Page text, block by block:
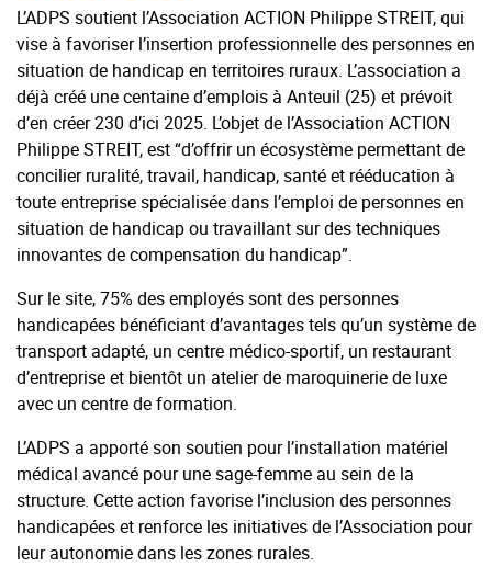
L’ADPS soutient l’Association ACTION Philippe STREIT, qui
vise à favoriser l’insertion professionnelle des personnes en
situation de handicap en territoires ruraux. L’association a
déjà créé une centaine d’emplois à Anteuil (25) et prévoit
d’en créer 230 d’ici 2025. L’objet de l’Association ACTION
Philippe STREIT, est “d’offrir un écosystème permettant de
concilier ruralité, travail, handicap, santé et rééducation à
toute entreprise spécialisée dans l’emploi de personnes en
situation de handicap ou travaillant sur des techniques
innovantes de compensation du handicap”.
Sur le site, 75% des employés sont des personnes
handicapées bénéficiant d’avantages tels qu’un système de
transport adapté, un centre médico-sportif, un restaurant
d’entreprise et bientôt un atelier de maroquinerie de luxe
avec un centre de formation.
L’ADPS a apporté son soutien pour l’installation matériel
médical avancé pour une sage-femme au sein de la
structure. Cette action favorise l’inclusion des personnes
handicapées et renforce les initiatives de l’Association pour
leur autonomie dans les zones rurales.